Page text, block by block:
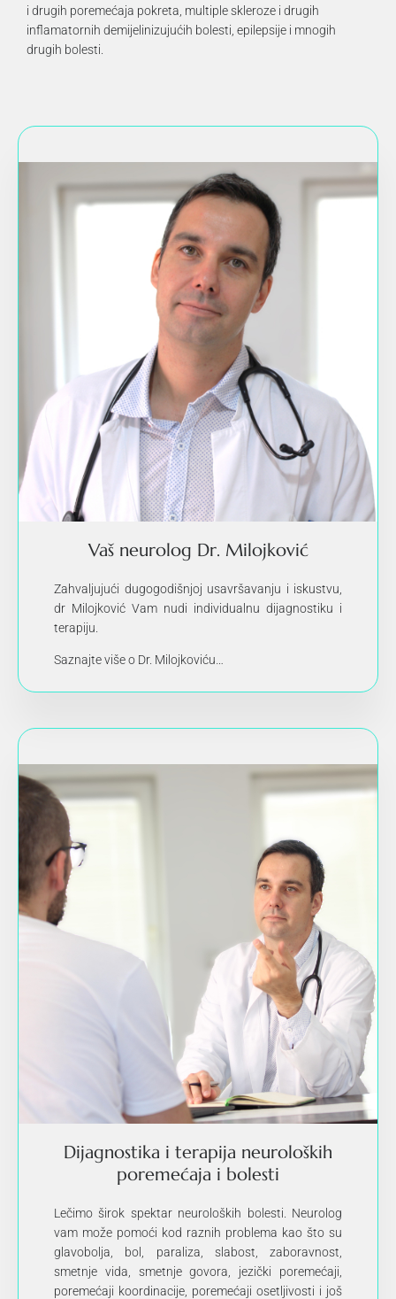
i drugih poremećaja pokreta, multiple skleroze i drugih
inflamatornih demijelinizujućih bolesti, epilepsije i mnogih
drugih bolesti.
Vaš neurolog Dr. Milojković
Zahvaljujući dugogodišnjoj usavršavanju i iskustvu,
dr Milojković Vam nudi individualnu dijagnostiku i
terapiju.
Saznajte više o Dr. Milojkoviću…
Dijagnostika i terapija neuroloških
poremećaja i bolesti
Lečimo širok spektar neuroloških bolesti. Neurolog
vam može pomoći kod raznih problema kao što su
glavobolja, bol, paraliza, slabost, zaboravnost,
smetnje vida, smetnje govora, jezički poremećaji,
poremećaji koordinacije, poremećaji osetljivosti i još